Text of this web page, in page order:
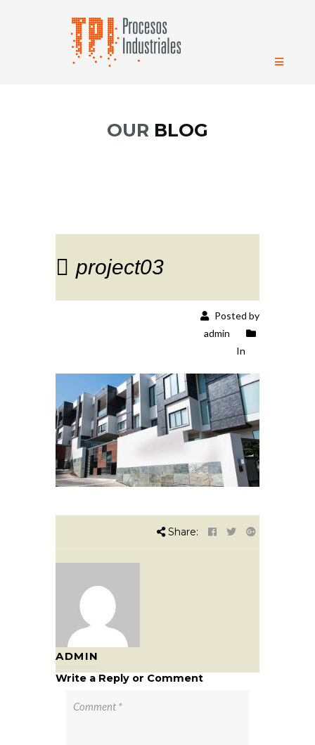
OUR BLOG
project03
Posted by
admin
In
Share:
ADMIN
Write a Reply or Comment